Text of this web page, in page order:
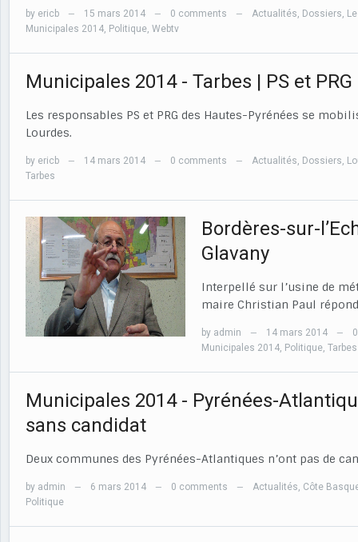
by ericb — 15 mars 2014 — 0 comments — Actualités, Dossiers,
Municipales 2014, Politique, Webtv
Municipales 2014 - Tarbes | PS et
Les responsables PS et PRG des Hautes-Pyrénées se
Lourdes.
by ericb — 14 mars 2014 — 0 comments — Actualités, Dossiers,
Tarbes
Bordères-sur-
Glavany
Interpellé sur l’usine de
maire Christian Paul
by admin — 14 mars 2014 —
Municipales 2014, Politique, Tarbes
Municipales 2014 - Pyrénées-
sans candidat
Deux communes des Pyrénées-Atlantiques n’ont pas de
by admin — 6 mars 2014 — 0 comments — Actualités, Côte
Politique